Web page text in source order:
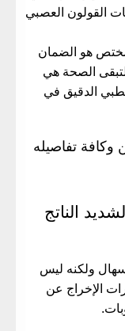
القولون العصبي
هو الضمان
الصحة هي
الدقيق في
وكافة تفاصيله
الناتج
ولكنه ليس
الإخراج عن